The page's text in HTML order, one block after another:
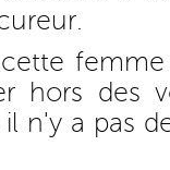
hors des
n'y a pas